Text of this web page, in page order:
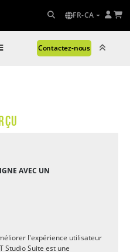
FR-CA
Contactez-nous
AVEC UN
l'expérience utilisateur
Studio Suite est une